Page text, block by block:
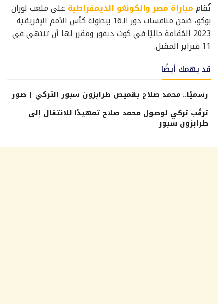
تُقاممباراة مصر والكونغو الديمقراطية على ملعب لوران
بوكو، ضمن منافسات دور الـ16 ببطولة كأس الأمم الإفريقية
2023 المُقامة حاليًا في كوت ديفور ومقرر لها أن تنتهي في
11 فبراير المقبل.
قد يهمك أيضًا
رسميًا.. محمد صلاح بقميص طرابزون سبور التركي | صور
ترقّب تركي لوصول محمد صلاح تمهيدًا للانتقال إلى
طرابزون سبور